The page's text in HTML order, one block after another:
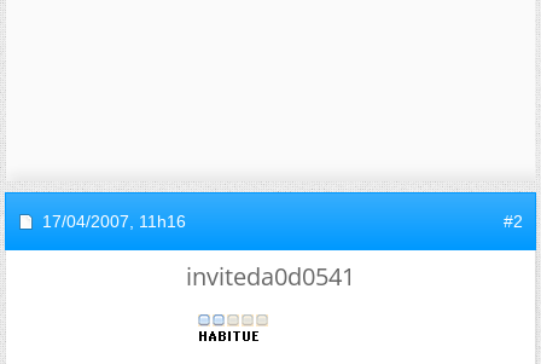
17/04/2007, 11h16 #2
inviteda0d0541